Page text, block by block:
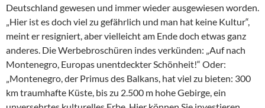
Deutschland gewesen und immer wieder ausgewiesen worden.
„Hier ist es doch viel zu gefährlich und man hat keine Kultur“,
meint er resigniert, aber vielleicht am Ende doch etwas ganz
anderes. Die Werbebroschüren indes verkünden: „Auf nach
Montenegro, Europas unentdeckter Schönheit!“ Oder:
„Montenegro, der Primus des Balkans, hat viel zu bieten: 300
km traumhafte Küste, bis zu 2.500 m hohe Gebirge, ein